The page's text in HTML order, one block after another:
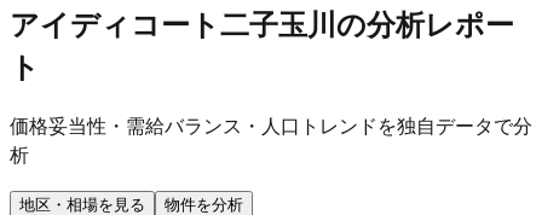
アイディコート二子玉川の分析レポー
ト
価格妥当性・需給バランス・人口トレンドを独自データで分
析
地区・相場を見る 物件を分析